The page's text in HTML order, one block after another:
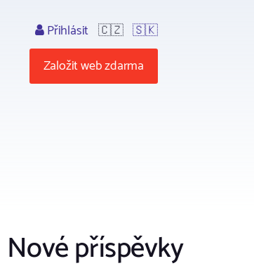
Přihlásit 🇨🇿 🇸🇰
Založit web zdarma
Nové příspěvky